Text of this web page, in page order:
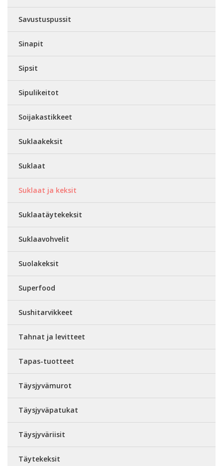
Savustuspussit
Sinapit
Sipsit
Sipulikeitot
Soijakastikkeet
Suklaakeksit
Suklaat
Suklaat ja keksit
Suklaatäytekeksit
Suklaavohvelit
Suolakeksit
Superfood
Sushitarvikkeet
Tahnat ja levitteet
Tapas-tuotteet
Täysjyvämurot
Täysjyväpatukat
Täysjyväriisit
Täytekeksit